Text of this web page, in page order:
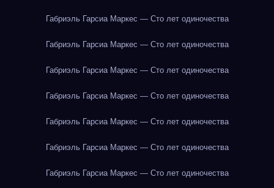
Габриэль Гарсиа Маркес — Сто лет одиночества
Габриэль Гарсиа Маркес — Сто лет одиночества
Габриэль Гарсиа Маркес — Сто лет одиночества
Габриэль Гарсиа Маркес — Сто лет одиночества
Габриэль Гарсиа Маркес — Сто лет одиночества
Габриэль Гарсиа Маркес — Сто лет одиночества
Габриэль Гарсиа Маркес — Сто лет одиночества